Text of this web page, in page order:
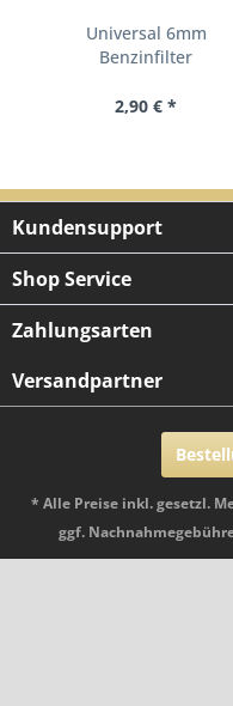
Universal 6mm
Benzinfilter
2,90 € *
Kundensupport
Shop Service
Zahlungsarten
Versandpartner
* Alle Preise inkl. gesetzl.
ggf.